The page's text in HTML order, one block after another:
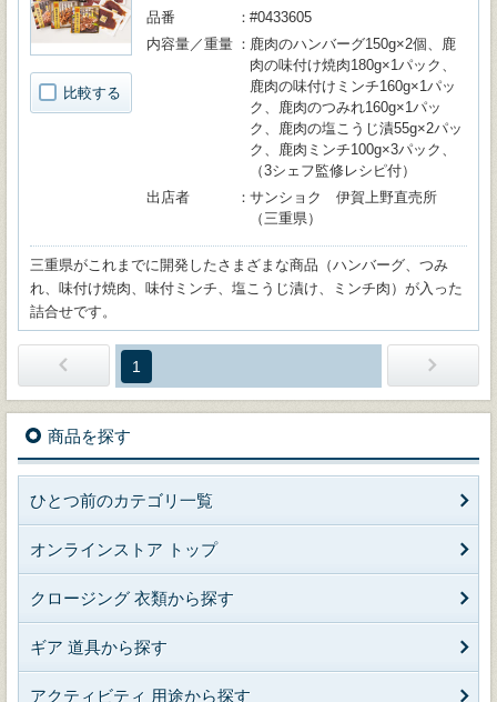
比較する
品番
#0433605
内容量／重量
鹿肉のハンバーグ150g×2個、鹿
肉の味付け焼肉180g×1パック、
鹿肉の味付けミンチ160g×1パッ
ク、鹿肉のつみれ160g×1パッ
ク、鹿肉の塩こうじ漬55g×2パッ
ク、鹿肉ミンチ100g×3パック、
（3シェフ監修レシピ付）
出店者
サンショク 伊賀上野直売所
（三重県）
三重県がこれまでに開発したさまざまな商品（ハンバーグ、つみ
れ、味付け焼肉、味付ミンチ、塩こうじ漬け、ミンチ肉）が入った
詰合せです。
1
商品を探す
ひとつ前のカテゴリ一覧
オンラインストア トップ
クロージング 衣類から探す
ギア 道具から探す
アクティビティ 用途から探す